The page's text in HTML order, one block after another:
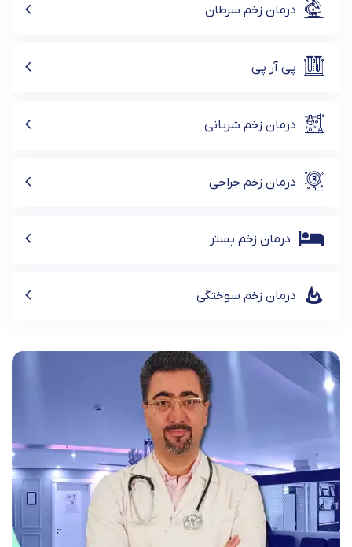
درمان زخم سرطان
پی آر پی
درمان زخم شریانی
درمان زخم جراحی
درمان زخم بستر
درمان زخم سوختگی